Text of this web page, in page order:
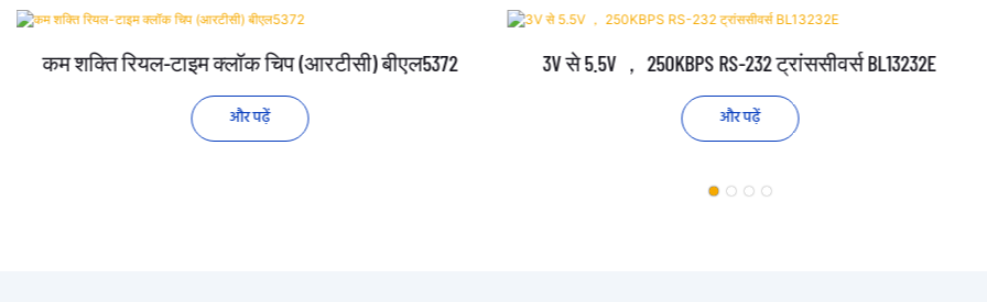
कम शक्ति रियल-टाइम क्लॉक चिप (आरटीसी) बीएल5372
और पढ़ें
3V से 5.5V ， 250KBPS RS-232 ट्रांससीवर्स BL13232E
और पढ़ें